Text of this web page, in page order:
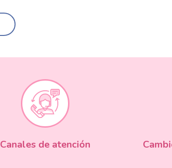
Canales de atención